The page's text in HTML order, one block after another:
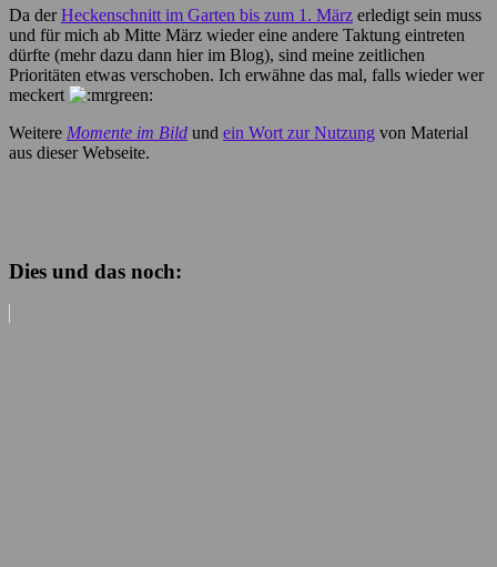
Da derHeckenschnitt im Garten bis zum 1. März erledigt sein muss
und für mich ab Mitte März wieder eine andere Taktung eintreten
dürfte (mehr dazu dann hier im Blog), sind meine zeitlichen
Prioritäten etwas verschoben. Ich erwähne das mal, falls wieder wer
meckert
Weitere Momente im Bild und ein Wort zur Nutzung von Material
aus dieser Webseite.
Dies und das noch: